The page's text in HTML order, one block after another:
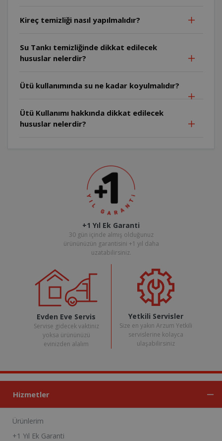
Kireç temizliği nasıl yapılmalıdır?
Su Tankı temizliğinde dikkat edilecek
hususlar nelerdir?
Ütü kullanımında su ne kadar koyulmalıdır?
Ütü Kullanımı hakkında dikkat edilecek
hususlar nelerdir?
+1 Yıl Ek Garanti
30 gün içinde almış olduğunuz
ürününüzün garantisini +1 yıl daha
uzatabilirsiniz.
Evden Eve Servis
Servise gidecek vaktiniz
yoksa ürününüzü
evinizden alalım
Yetkili Servisler
Size en yakın Arzum Yetkili
servislerine kolayca
ulaşabilirsiniz
Hizmetler
Ürünlerim
+1 Yıl Ek Garanti